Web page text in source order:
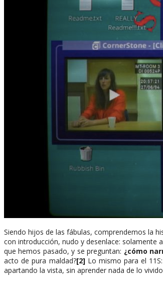
Siendo hijos de las fábulas, comprendemos la
con introducción, nudo y desenlace: solamente
que hemos pasado, y se preguntan: ¿cómo
acto de pura maldad?[2] Lo mismo para el
apartando la vista, sin aprender nada de lo